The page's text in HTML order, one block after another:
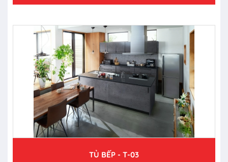
TỦ BẾP - T-03